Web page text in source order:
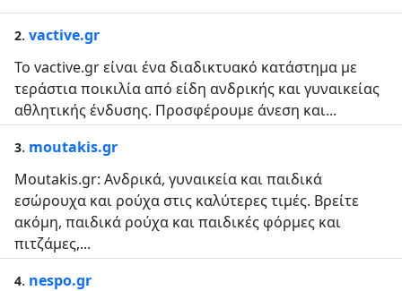
2. vactive.gr
To vactive.gr είναι ένα διαδικτυακό κατάστημα με
τεράστια ποικιλία από είδη ανδρικής και γυναικείας
αθλητικής ένδυσης. Προσφέρουμε άνεση και...
3. moutakis.gr
Moutakis.gr: Ανδρικά, γυναικεία και παιδικά
εσώρουχα και ρούχα στις καλύτερες τιμές. Βρείτε
ακόμη, παιδικά ρούχα και παιδικές φόρμες και
πιτζάμες,...
4. nespo.gr